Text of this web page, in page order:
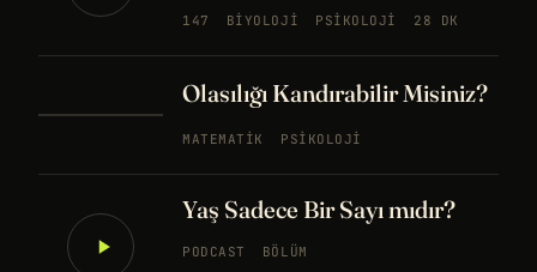
147
BIYOLOJI PSIKOLOJI 28 DK
Olasılığı Kandırabilir Misiniz?
MATEMATIK PSIKOLOJI
Yaş Sadece Bir Sayı mıdır?
PODCAST BÖLÜM